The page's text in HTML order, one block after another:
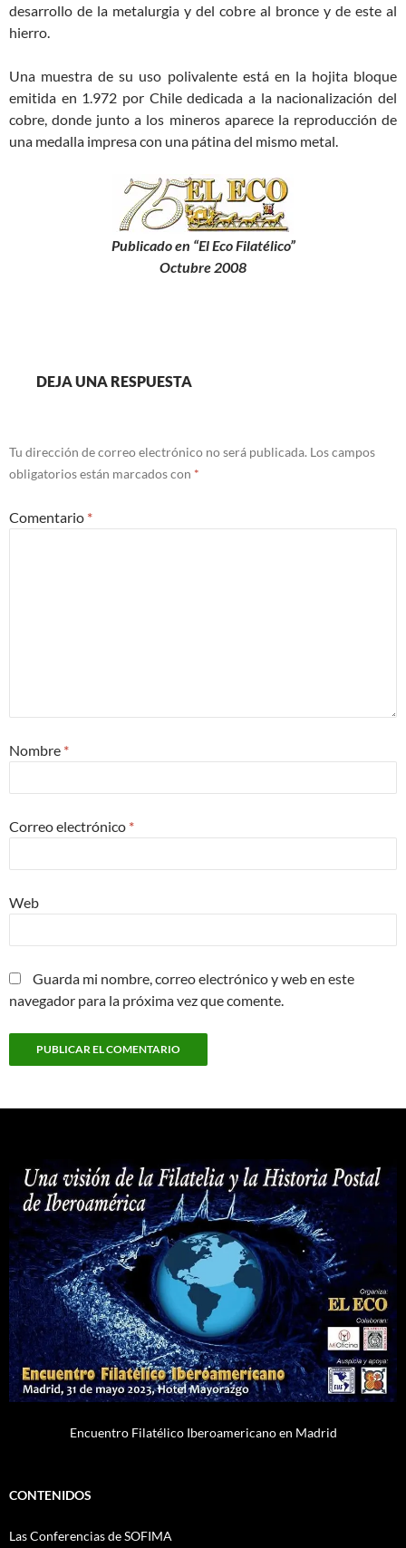
desarrollo de la metalurgia y del cobre al bronce y de este al
hierro.
Una muestra de su uso polivalente está en la hojita bloque
emitida en 1.972 por Chile dedicada a la nacionalización del
cobre, donde junto a los mineros aparece la reproducción de
una medalla impresa con una pátina del mismo metal.
Publicado en “El Eco Filatélico”
Octubre 2008
DEJA UNA RESPUESTA
Tu dirección de correo electrónico no será publicada. Los campos
obligatorios están marcados con *
Comentario *
Nombre *
Correo electrónico *
Web
Guarda mi nombre, correo electrónico y web en este
navegador para la próxima vez que comente.
Encuentro Filatélico Iberoamericano en Madrid
CONTENIDOS
Las Conferencias de SOFIMA